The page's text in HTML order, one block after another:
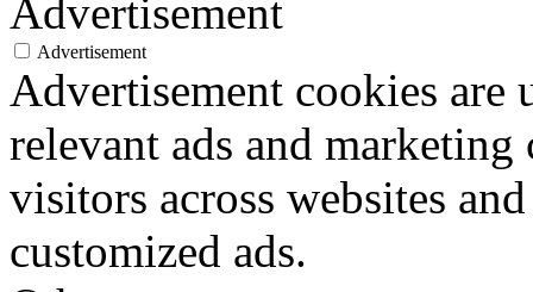
Advertisement cookies
relevant ads and
visitors across websites
customized ads.
Others